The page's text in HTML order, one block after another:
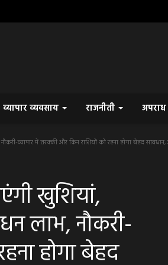
व्यापार व्यवसाय राजनीती अपराध
व्यापार में तरक्की और किन राशियों को रहना होगा बेहद सावधान,
खुशियां,
लाभ, नौकरी-
होगा बेहद